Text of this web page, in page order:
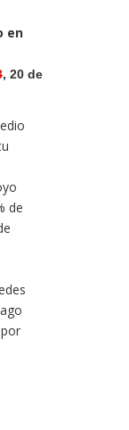
en
, 20 de
de